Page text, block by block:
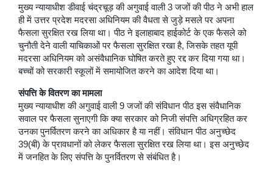
मुख्य न्यायाधीश डीवाई चंद्रचूड़ की अगुवाई वाली 3 जजों की पीठ ने अभी हाल
ही में उत्तर प्रदेश मदरसा अधिनियम की वैधता से जुड़े मसले पर अपना
फैसला सुरक्षित रख लिया था। पीठ ने इलाहाबाद हाईकोर्ट के एक फैसले को
चुनौती देने वाली याचिकाओं पर फैसला सुरक्षित रखा है, जिसके तहत यूपी
मदरसा अधिनियम को असंवैधानिक घोषित करते हुए रद्द कर दिया गया था।
बच्चों को सरकारी स्कूलों में समायोजित करने का आदेश दिया था।
संपत्ति के वितरण का मामला
मुख्य न्यायाधीश की अगुवाई वाली 9 जजों की संविधान पीठ इस संवैधानिक
सवाल पर फैसला सुनाएगी कि क्या सरकार को निजी संपत्ति अधिग्रहित कर
उनका पुनर्वितरण करने का अधिकार है या नहीं। संविधान पीठ अनुच्छेद
39(बी) के प्रावधानों को लेकर फैसला सुरक्षित रख लिया था। इस अनुच्छेद
में जनहित के लिए संपत्ति के पुनर्वितरण से संबंधित है।